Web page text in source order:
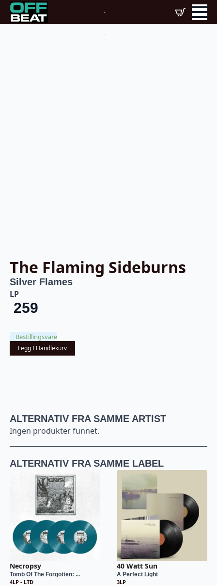
The Flaming Sideburns
Silver Flames
LP
259
Bestillingsvare
Legg I Handlekurv
ALTERNATIV FRA SAMME ARTIST
Ingen produkter funnet.
ALTERNATIV FRA SAMME LABEL
Necropsy
Tomb Of The Forgotten: ...
4LP - LTD
40 Watt Sun
A Perfect Light
3LP